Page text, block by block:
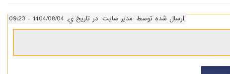
ارسال شده توسط مدیر سایت در تاریخ ي, 1404/08/04 - 09:23